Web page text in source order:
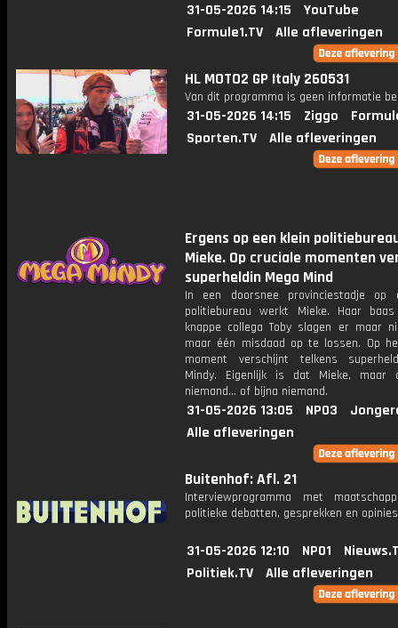
31-05-2026 14:15
YouTube
Formule1.TV
Alle afleveringen
HL MOTO2 GP Italy 260531
Van dit programma is geen informatie
31-05-2026 14:15 Ziggo
Sporten.TV
Alle afleveringen
Ergens op een klein
Mieke. Op cruciale momenten
superheldin Mega Mind
In een doorsnee provinciestadje op
politiebureau werkt Mieke. Haar
knappe collega Toby slagen er maar
maar één misdaad op te lossen. Op
moment verschijnt telkens
Mindy. Eigenlijk is dat Mieke, maar
niemand... of bijna niemand.
31-05-2026 13:05 NPO3
Alle afleveringen
Buitenhof: Afl. 21
Interviewprogramma met
politieke debatten, gesprekken en
31-05-2026 12:10 NPO1
Politiek.TV
Alle afleveringen